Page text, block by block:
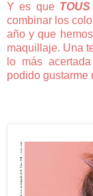
Y es que
combinar los
año y que
maquillaje. Una
lo más
podido gustarme